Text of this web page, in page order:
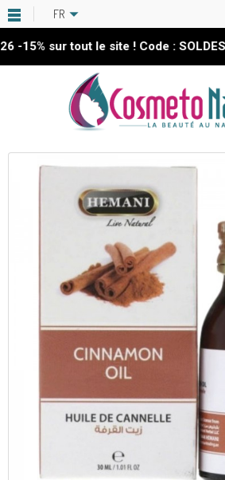
sur tout le site ! Code : SOLDES26💥
FR